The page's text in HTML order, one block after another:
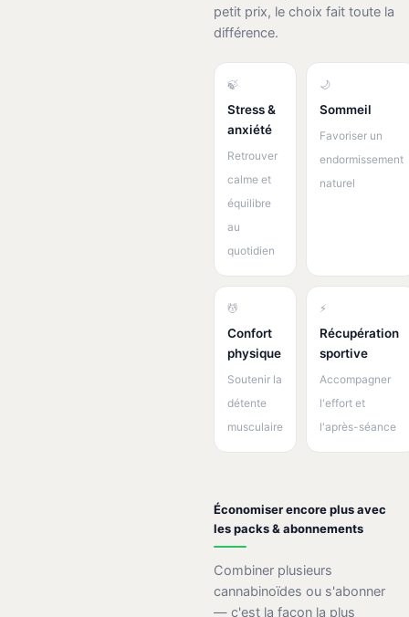
petit prix, le choix fait toute la
différence.
🍃
Stress &
anxiété
Retrouver
calme et
équilibre
au
quotidien
🌙
Sommeil
Favoriser un
endormissement
naturel
💆
Confort
physique
Soutenir la
détente
musculaire
⚡
Récupération
sportive
Accompagner
l'effort et
l'après-séance
Économiser encore plus avec
les packs & abonnements
Combiner plusieurs
cannabinoïdes ou s'abonner
— c'est la façon la plus